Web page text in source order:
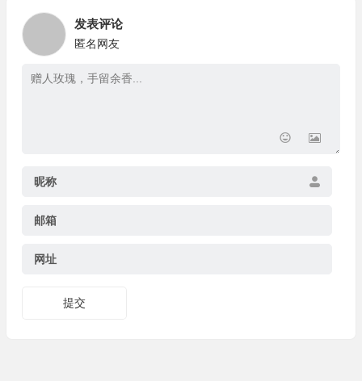
发表评论
匿名网友
昵称
邮箱
网址
提交